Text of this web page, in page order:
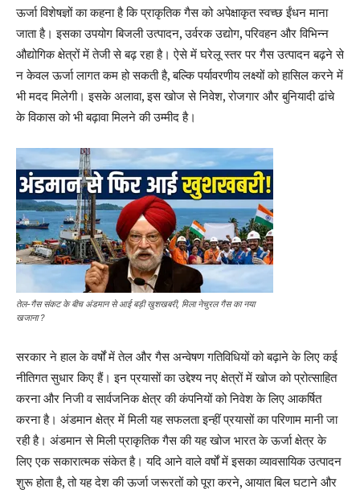
ऊर्जा विशेषज्ञों का कहना है कि प्राकृतिक गैस को अपेक्षाकृत स्वच्छ ईंधन माना
जाता है। इसका उपयोग बिजली उत्पादन, उर्वरक उद्योग, परिवहन और विभिन्न
औद्योगिक क्षेत्रों में तेजी से बढ़ रहा है। ऐसे में घरेलू स्तर पर गैस उत्पादन बढ़ने से
न केवल ऊर्जा लागत कम हो सकती है, बल्कि पर्यावरणीय लक्ष्यों को हासिल करने में
भी मदद मिलेगी। इसके अलावा, इस खोज से निवेश, रोजगार और बुनियादी ढांचे
के विकास को भी बढ़ावा मिलने की उम्मीद है।
तेल-गैस संकट के बीच अंडमान से आई बड़ी खुशखबरी, मिला नेचुरल गैस का नया
खजाना ?
सरकार ने हाल के वर्षों में तेल और गैस अन्वेषण गतिविधियों को बढ़ाने के लिए कई
नीतिगत सुधार किए हैं। इन प्रयासों का उद्देश्य नए क्षेत्रों में खोज को प्रोत्साहित
करना और निजी व सार्वजनिक क्षेत्र की कंपनियों को निवेश के लिए आकर्षित
करना है। अंडमान क्षेत्र में मिली यह सफलता इन्हीं प्रयासों का परिणाम मानी जा
रही है। अंडमान से मिली प्राकृतिक गैस की यह खोज भारत के ऊर्जा क्षेत्र के
लिए एक सकारात्मक संकेत है। यदि आने वाले वर्षों में इसका व्यावसायिक उत्पादन
शुरू होता है, तो यह देश की ऊर्जा जरूरतों को पूरा करने, आयात बिल घटाने और